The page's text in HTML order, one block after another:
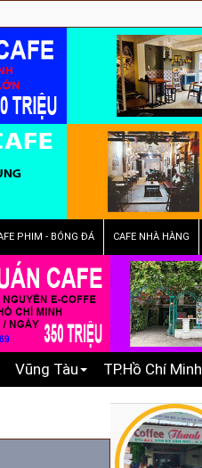
PHIM - BÓNG ĐÁ CAFE NHÀ HÀNG
Vũng Tàu TP.Hồ Chí Minh